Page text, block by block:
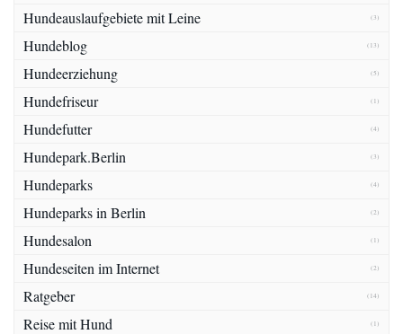
Hundeauslaufgebiete mit Leine (3)
Hundeblog (13)
Hundeerziehung (5)
Hundefriseur (1)
Hundefutter (4)
Hundepark.Berlin (3)
Hundeparks (4)
Hundeparks in Berlin (2)
Hundesalon (1)
Hundeseiten im Internet (2)
Ratgeber (14)
Reise mit Hund (1)